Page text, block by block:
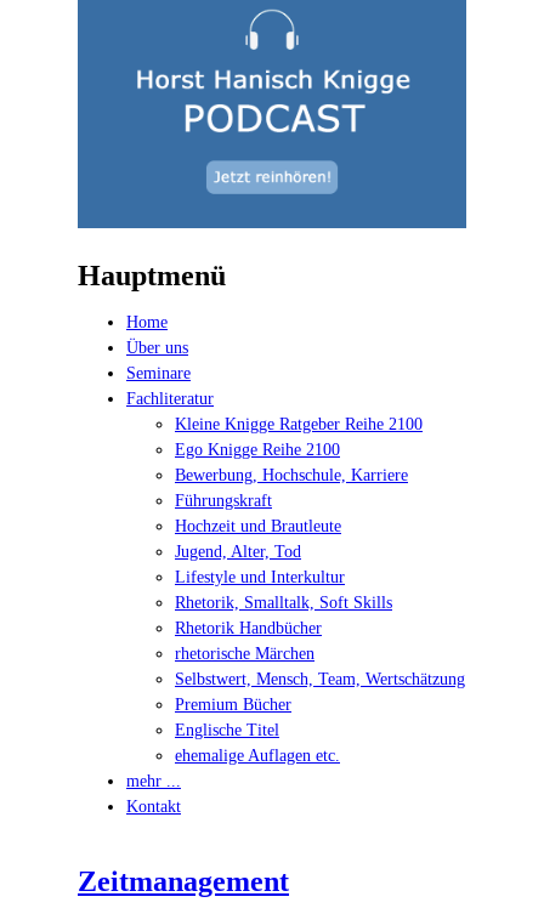
Hauptmenü
Home
Über uns
Seminare
Fachliteratur
Kleine Knigge Ratgeber Reihe 2100
Ego Knigge Reihe 2100
Bewerbung, Hochschule, Karriere
Führungskraft
Hochzeit und Brautleute
Jugend, Alter, Tod
Lifestyle und Interkultur
Rhetorik, Smalltalk, Soft Skills
Rhetorik Handbücher
rhetorische Märchen
Selbstwert, Mensch, Team, Wertschätzung
Premium Bücher
Englische Titel
ehemalige Auflagen etc.
mehr ...
Kontakt
Zeitmanagement